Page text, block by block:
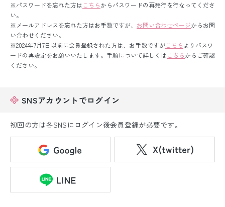
色打掛&紋付袴レンタル
白無垢&紋付袴レンタル
引き振袖レンタル
※パスワードを忘れた方は こちらからパスワードの再発行を行なってくださ
い。
※メールアドレスを忘れた方はお手数ですが、 お問い合わせページからお問
い合わせください。
※2024年7月7日以前に会員登録された方は、お手数ですがこちら よりパスワ
ードの再設定をお願いいたします。手順について詳しくは こちらからご確認
ください。
SNSアカウントでログイン
初回の方は各SNSにログイン後会員登録が必要です。